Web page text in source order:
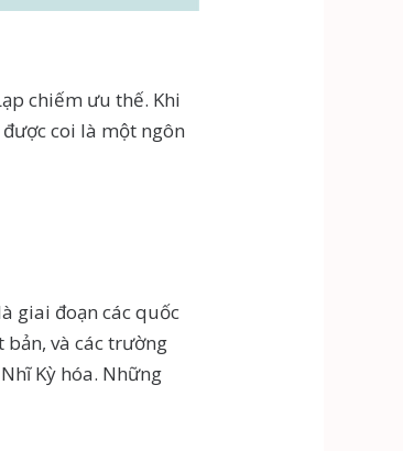
chiếm ưu thế. Khi
coi là một ngôn
giai đoạn các quốc
bản, và các trường
Kỳ hóa. Những